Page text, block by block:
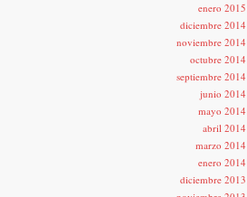
enero 2015
diciembre 2014
noviembre 2014
octubre 2014
septiembre 2014
junio 2014
mayo 2014
abril 2014
marzo 2014
enero 2014
diciembre 2013